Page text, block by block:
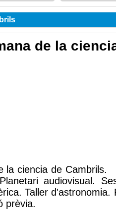
de la
la ciencia de
audiovisual.
Taller
prèvia.